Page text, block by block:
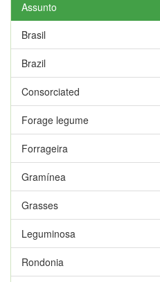
Assunto
Brasil
Brazil
Consorciated
Forage legume
Forrageira
Gramínea
Grasses
Leguminosa
Rondonia